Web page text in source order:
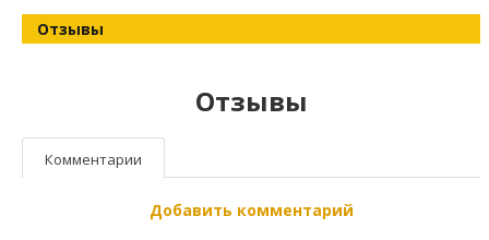
Отзывы
Отзывы
Комментарии
Добавить комментарий